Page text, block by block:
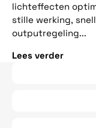
lichteffecten
stille werking,
outputregeling...
Lees verder